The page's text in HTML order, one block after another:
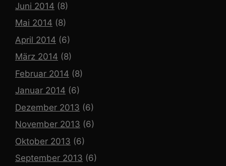
Juni 2014 (8)
Mai 2014 (8)
April 2014 (6)
März 2014 (8)
Februar 2014 (8)
Januar 2014 (6)
Dezember 2013 (6)
November 2013 (6)
Oktober 2013 (6)
September 2013 (6)